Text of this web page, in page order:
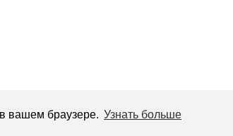
вашем браузере. Узнать больше